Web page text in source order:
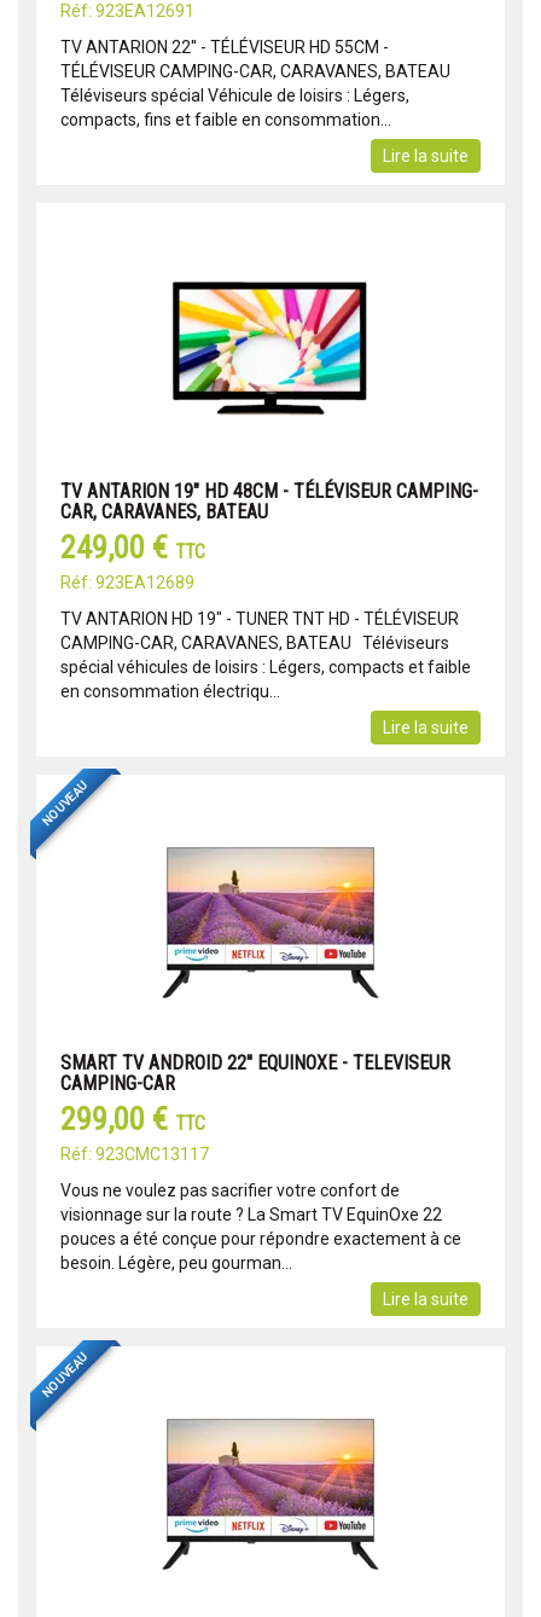
Réf: 923EA12691
TV ANTARION 22'' - TÉLÉVISEUR HD 55CM -
TÉLÉVISEUR CAMPING-CAR, CARAVANES, BATEAU
Téléviseurs spécial Véhicule de loisirs : Légers,
compacts, fins et faible en consommation...
Lire la suite
TV ANTARION 19" HD 48CM - TÉLÉVISEUR CAMPING-
CAR, CARAVANES, BATEAU
249,00 € TTC
Réf: 923EA12689
TV ANTARION HD 19" - TUNER TNT HD - TÉLÉVISEUR
CAMPING-CAR, CARAVANES, BATEAU Téléviseurs
spécial véhicules de loisirs : Légers, compacts et faible
en consommation électriqu...
Lire la suite
NOUVEAU
SMART TV ANDROID 22'' EQUINOXE - TELEVISEUR
CAMPING-CAR
299,00 € TTC
Réf: 923CMC13117
Vous ne voulez pas sacrifier votre confort de
visionnage sur la route ? La Smart TV EquinOxe 22
pouces a été conçue pour répondre exactement à ce
besoin. Légère, peu gourman...
Lire la suite
NOUVEAU